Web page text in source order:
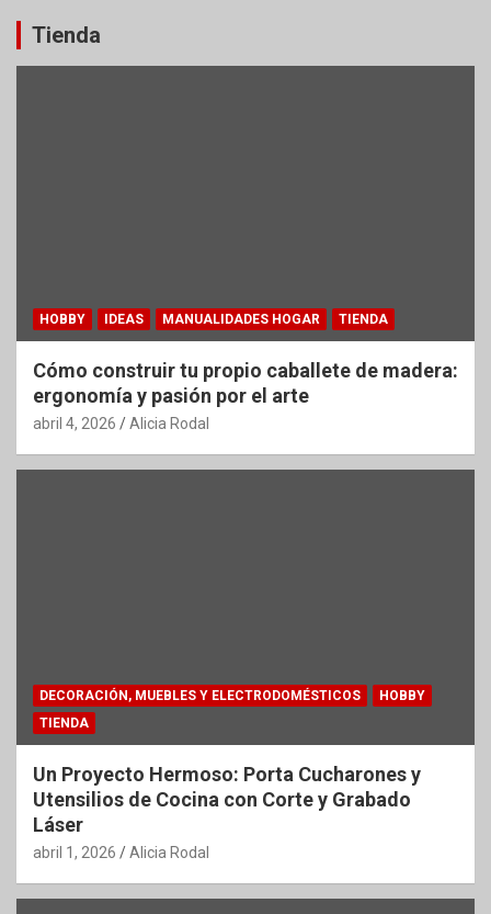
Tienda
HOBBY IDEAS MANUALIDADES HOGAR TIENDA
Cómo construir tu propio caballete de madera:
ergonomía y pasión por el arte
abril 4, 2026 Alicia Rodal
DECORACIÓN, MUEBLES Y ELECTRODOMÉSTICOS
HOBBY
TIENDA
Un Proyecto Hermoso: Porta Cucharones y
Utensilios de Cocina con Corte y Grabado
Láser
abril 1, 2026 Alicia Rodal